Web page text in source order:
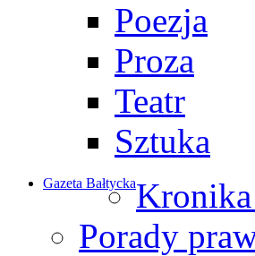
Poezja
Proza
Teatr
Sztuka
Gazeta Bałtycka
Porady